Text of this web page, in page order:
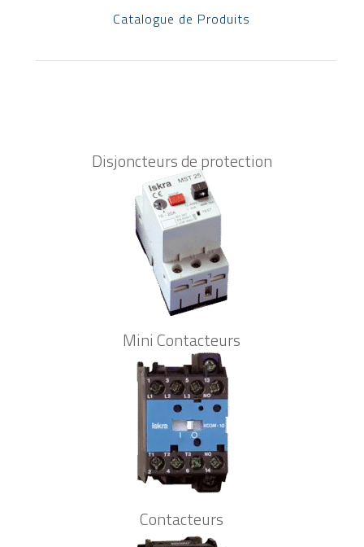
Catalogue de Produits
Disjoncteurs de protection
Mini Contacteurs
Contacteurs